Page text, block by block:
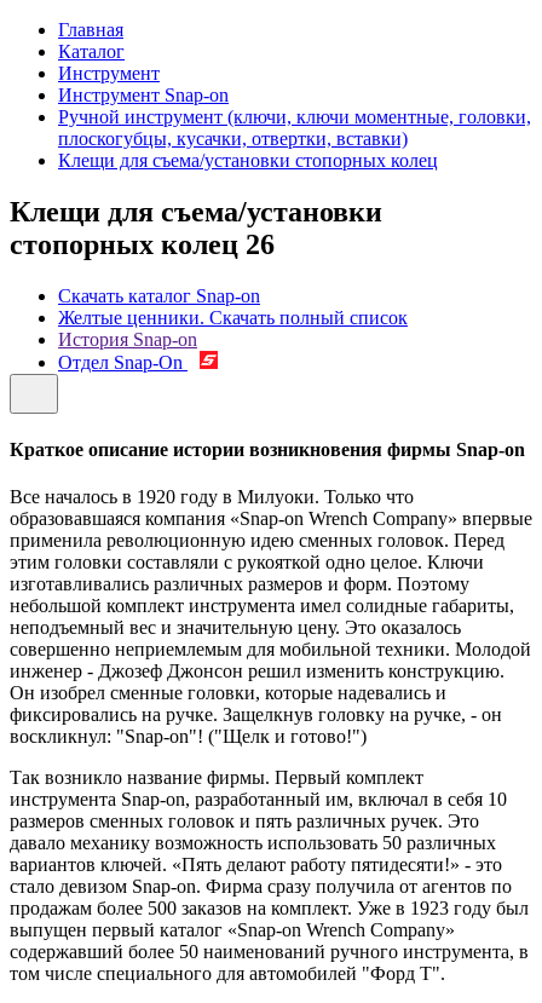
Главная
Каталог
Инструмент
Инструмент Snap-on
Ручной инструмент (ключи, ключи моментные, головки,
плоскогубцы, кусачки, отвертки, вставки)
Клещи для съема/установки стопорных колец
Клещи для съема/установки
стопорных колец 26
Скачать каталог Snap-on
Желтые ценники. Скачать полный список
История Snap-on
Отдел Snap-On
Краткое описание истории возникновения фирмы Snap-on
Все началось в 1920 году в Милуоки. Только что
образовавшаяся компания «Snap-on Wrench Company» впервые
применила революционную идею сменных головок. Перед
этим головки составляли с рукояткой одно целое. Ключи
изготавливались различных размеров и форм. Поэтому
небольшой комплект инструмента имел солидные габариты,
неподъемный вес и значительную цену. Это оказалось
совершенно неприемлемым для мобильной техники. Молодой
инженер - Джозеф Джонсон решил изменить конструкцию.
Он изобрел сменные головки, которые надевались и
фиксировались на ручке. Защелкнув головку на ручке, - он
воскликнул: "Snap-on"! ("Щелк и готово!")
Так возникло название фирмы. Первый комплект
инструмента Snap-on, разработанный им, включал в себя 10
размеров сменных головок и пять различных ручек. Это
давало механику возможность использовать 50 различных
вариантов ключей. «Пять делают работу пятидесяти!» - это
стало девизом Snap-on. Фирма сразу получила от агентов по
продажам более 500 заказов на комплект. Уже в 1923 году был
выпущен первый каталог «Snap-on Wrench Company»
содержавший более 50 наименований ручного инструмента, в
том числе специального для автомобилей "Форд Т".